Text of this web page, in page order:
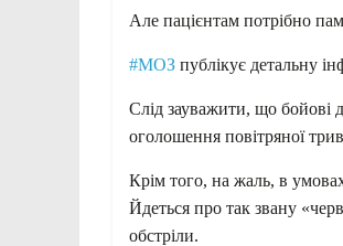
Але пацієнтам потрібно
#МОЗ публікує детальну
Слід зауважити, що бойові
оголошення повітряної
Крім того, на жаль, в
Йдеться про так звану
обстріли.